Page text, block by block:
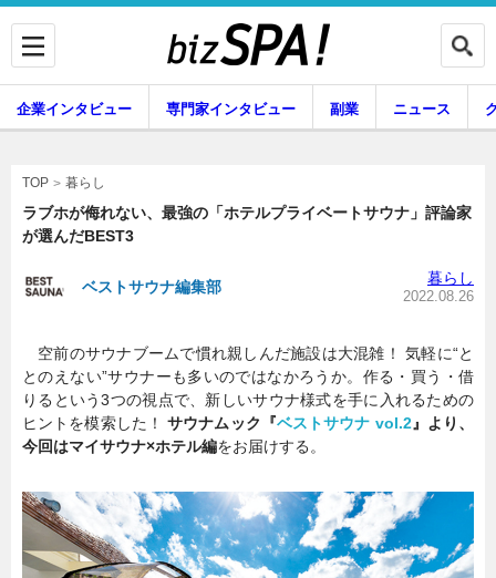
専門家インタビュー
副業 ニュース
グルメ
暮らし エンタメ
企業インタビュー 専門家インタビュー 副業 ニュース
TOP 暮らし
ラブホが侮れない、最強の「ホテルプライベートサウナ」評論家
が選んだBEST3
ベストサウナ編集部 暮らし
2022.08.26
空前のサウナブームで慣れ親しんだ施設は大混雑！ 気軽に“と
とのえない”サウナーも多いのではなかろうか。作る・買う・借
りるという3つの視点で、新しいサウナ様式を手に入れるための
ヒントを模索した！サウナムック『ベストサウナ vol.2』より、
今回はマイサウナ×ホテル編をお届けする。